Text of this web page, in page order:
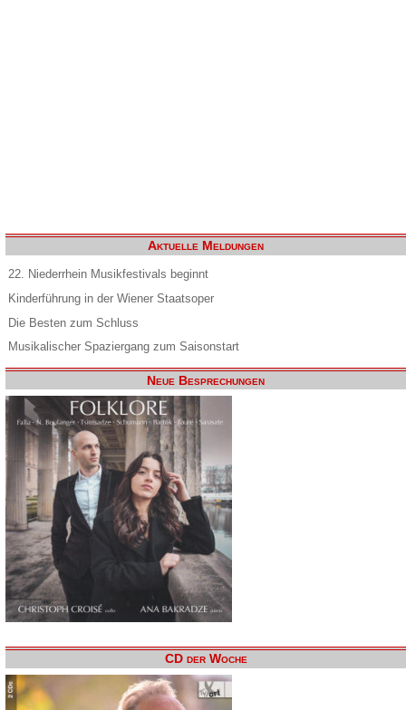
Aktuelle Meldungen
22. Niederrhein Musikfestivals beginnt
Kinderführung in der Wiener Staatsoper
Die Besten zum Schluss
Musikalischer Spaziergang zum Saisonstart
Neue Besprechungen
CD der Woche